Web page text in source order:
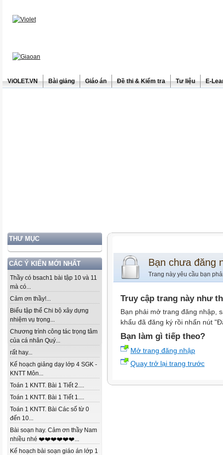
ViOLET.VN Bài giảng Giáo án Đề thi & Kiểm tra Tư liệu E-
THƯ MỤC
CÁC Ý KIẾN MỚI NHẤT
Thầy có bsach1 bài tập 10 và 11
mà có...
Cảm ơn thầy!...
Biểu tập thể Chi bộ xây dựng
nhiệm vụ trọng...
Chương trình công tác trọng tâm
của cá nhân Quý...
rất hay...
Kế hoạch giảng dạy lớp 4 SGK -
KNTT Môn...
Toán 1 KNTT. Bài 1 Tiết 2....
Toán 1 KNTT. Bài 1 Tiết 1....
Toán 1 KNTT. Bài Các số từ 0
đến 10...
Bài soạn hay. Cảm ơn thầy Nam
nhiều nhé ❤️❤️❤️❤️❤️❤️...
Kế hoạch bài soạn giáo án lớp 1
Bạn chưa đăng
Trang này yêu cầu bạn
Truy cập trang này như
Bạn phải mở trang đăng nhập,
khẩu đã đăng ký rồi nhấn nút
Bạn làm gì tiếp theo?
Mở trang đăng nhập
Quay trở lại trang trước